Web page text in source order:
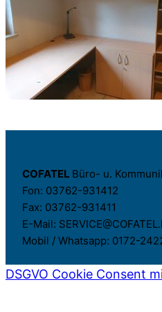
COFATEL Büro- u.
Fon: 03762-931412
Fax: 03762-931411
E-Mail:
Mobil / Whatsapp: 0172-
DSGVO Cookie Consent